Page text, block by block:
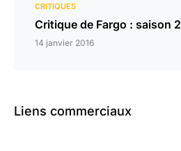
CRITIQUES
Critique de Fargo : saison 2
14 janvier 2016
Liens commerciaux